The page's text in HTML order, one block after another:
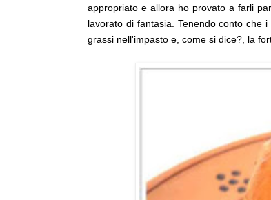
appropriato e allora ho provato a farli
lavorato di fantasia. Tenendo conto che
grassi nell'impasto e, come si dice?, la